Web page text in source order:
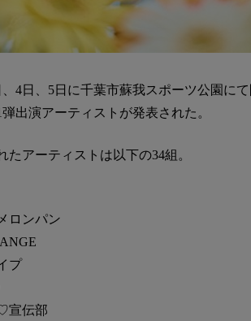
、4日、5日に千葉市蘇我スポーツ公園に
弾出演アーティストが発表された。
たアーティストは以下の34組。
ロンパン
プ
宣伝部